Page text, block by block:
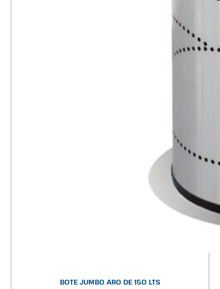
BOTE JUMBO ARO DE 150 LTS